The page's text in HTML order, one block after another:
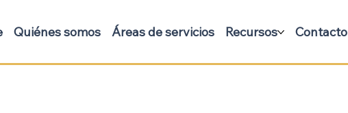
Quiénes somos Áreas de servicios Recursos Contacto